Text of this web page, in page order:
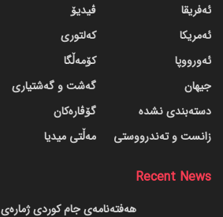
ئەفریقا
ئەمریکا
ئەورووپا
جیهان
دسته‌بندی نشده
زانست و تەندرووستی
ڤیدیۆ
کەلتوری
کۆمەڵگا
گه‌شت و گه‌شتیاری
گۆڤاره‌کان
مەڵتی میدیا
Recent News
هەفتەنامەی جام کوردی ژمارەی 432